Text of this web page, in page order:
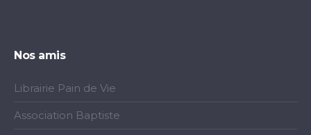
Nos amis
Librairie Pain de Vie
Association Baptiste